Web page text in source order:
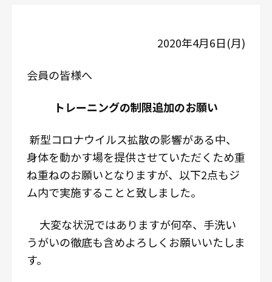
〒192-0072 東京都八王子市南町3-8 第2原嶋ビル1F
営業時間：月〜土 14:00〜22:00 / 日・祝 14:00〜19:00
2020年4月6日(月)
会員の皆様へ
トレーニングの制限追加のお願い
新型コロナウイルス拡散の影響がある中、
身体を動かす場を提供させていただくため重
ね重ねのお願いとなりますが、以下2点もジ
ム内で実施することと致しました。
大変な状況ではありますが何卒、手洗い
うがいの徹底も含めよろしくお願いいたしま
す。